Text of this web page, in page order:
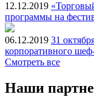
12.12.2019
программы на
06.12.2019 31
корпоративного
Смотреть все
Наши